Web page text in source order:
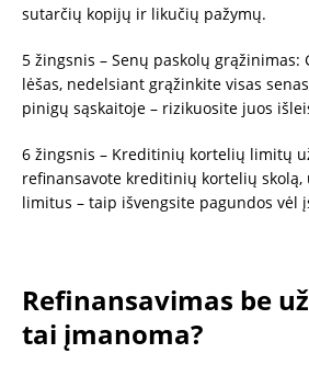
sutarčių kopijų ir likučių pažymų.
5 žingsnis – Senų paskolų grąžinimas:
lėšas, nedelsiant grąžinkite visas
pinigų sąskaitoje – rizikuosite juos
6 žingsnis – Kreditinių kortelių limitų
refinansavote kreditinių kortelių
limitus – taip išvengsite pagundos vėl
Refinansavimas be
tai įmanoma?